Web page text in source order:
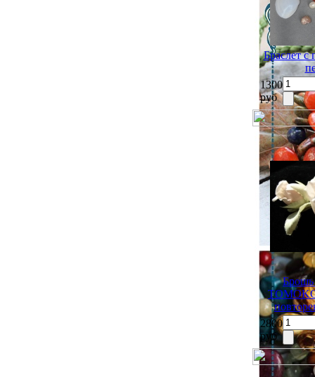
Браслет с
1300
руб
2800
руб